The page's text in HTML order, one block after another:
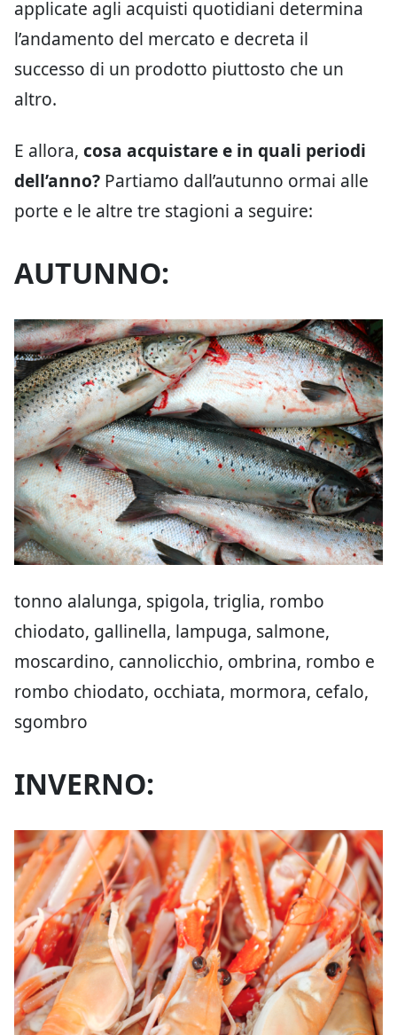
applicate agli acquisti quotidiani determina
l’andamento del mercato e decreta il
successo di un prodotto piuttosto che un
altro.
E allora, cosa acquistare e in quali periodi
dell’anno? Partiamo dall’autunno ormai alle
porte e le altre tre stagioni a seguire:
AUTUNNO:
tonno alalunga, spigola, triglia, rombo
chiodato, gallinella, lampuga, salmone,
moscardino, cannolicchio, ombrina, rombo e
rombo chiodato, occhiata, mormora, cefalo,
sgombro
INVERNO: